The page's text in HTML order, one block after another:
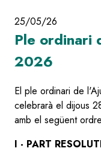
25/05/26
Ple ordinari
2026
El ple ordinari de
celebrarà el dijous
amb el següent
I - PART